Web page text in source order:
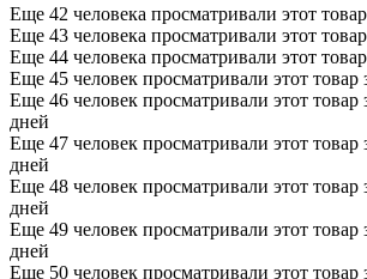
Еще 42 человека просматривали этот
Еще 43 человека просматривали этот
Еще 44 человека просматривали этот
Еще 45 человек просматривали этот товар
Еще 46 человек просматривали этот товар
дней
Еще 47 человек просматривали этот товар
дней
Еще 48 человек просматривали этот товар
дней
Еще 49 человек просматривали этот товар
дней
Еще 50 человек просматривали этот товар